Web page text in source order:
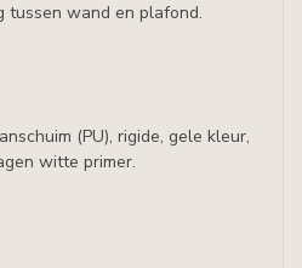
tussen wand en plafond.
(PU), rigide, gele kleur,
witte primer.